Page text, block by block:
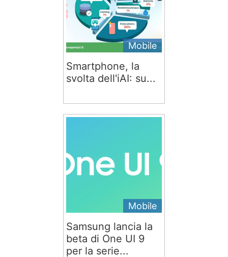
Mobile
Smartphone, la
svolta dell'iAI: su...
Mobile
Samsung lancia la
beta di One UI 9
per la serie...